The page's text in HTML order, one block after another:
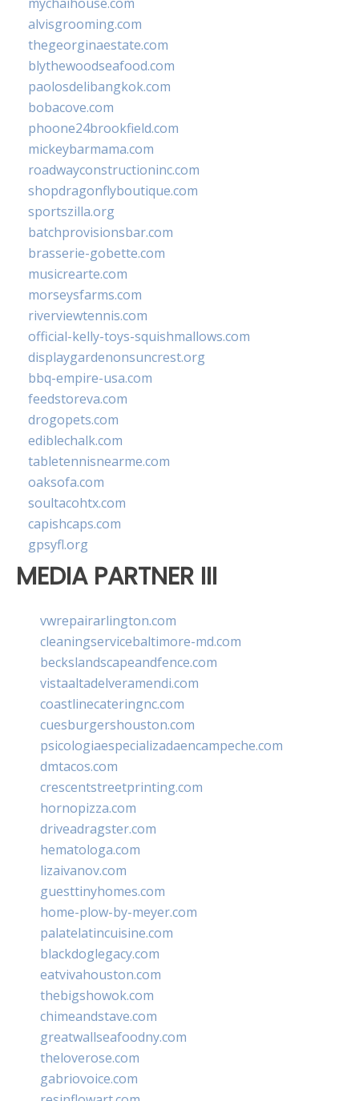
alvisgrooming.com
thegeorginaestate.com
blythewoodseafood.com
paolosdelibangkok.com
bobacove.com
phoone24brookfield.com
mickeybarmama.com
roadwayconstructioninc.com
shopdragonflyboutique.com
sportszilla.org
batchprovisionsbar.com
brasserie-gobette.com
musicrearte.com
morseysfarms.com
riverviewtennis.com
official-kelly-toys-squishmallows.com
displaygardenonsuncrest.org
bbq-empire-usa.com
feedstoreva.com
drogopets.com
ediblechalk.com
tabletennisnearme.com
oaksofa.com
soultacohtx.com
capishcaps.com
gpsyfl.org
MEDIA PARTNER III
vwrepairarlington.com
cleaningservicebaltimore-md.com
beckslandscapeandfence.com
vistaaltadelveramendi.com
coastlinecateringnc.com
cuesburgershouston.com
psicologiaespecializadaencampeche.com
dmtacos.com
crescentstreetprinting.com
hornopizza.com
driveadragster.com
hematologa.com
lizaivanov.com
guesttinyhomes.com
home-plow-by-meyer.com
palatelatincuisine.com
blackdoglegacy.com
eatvivahouston.com
thebigshowok.com
chimeandstave.com
greatwallseafoodny.com
theloverose.com
gabriovoice.com